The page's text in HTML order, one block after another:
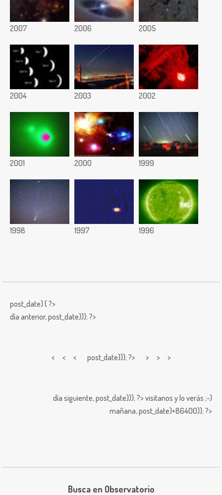
2007 2006 2005
2004 2003 2002
2001 2000 1999
1998 1997 1996
post_date) { ?>
día anterior,post_date))); ?>
< < < post_date))); ?> > > >
día siguiente,post_date))); ?> visitanos y lo verás ;-)
mañana,post_date)+86400)); ?>
Busca en Observatorio